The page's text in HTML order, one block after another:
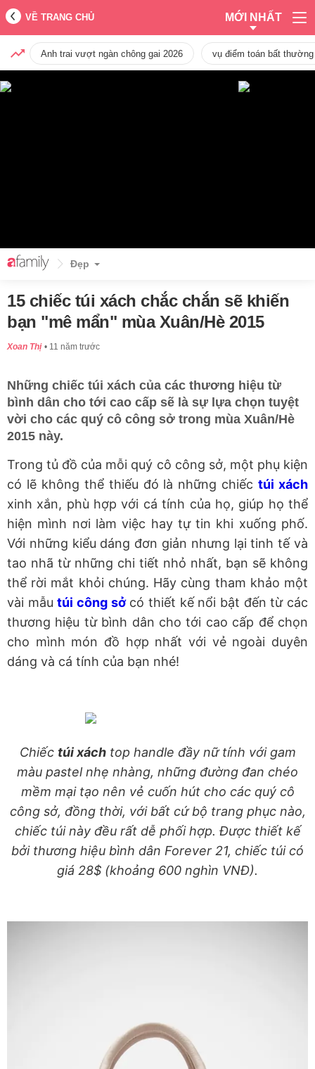
VỀ TRANG CHỦ MỚI NHẤT
Anh trai vượt ngàn chông gai 2026 vụ điểm toán bất
Đẹp
15 chiếc túi xách chắc chắn sẽ khiến
bạn "mê mẩn" mùa Xuân/Hè 2015
Xoan Thị 11 năm trước
Những chiếc túi xách của các thương hiệu từ
bình dân cho tới cao cấp sẽ là sự lựa chọn tuyệt
vời cho các quý cô công sở trong mùa Xuân/Hè
2015 này.
Trong tủ đồ của mỗi quý cô công sở, một phụ kiện
có lẽ không thể thiếu đó là những chiếctúi xách
xinh xắn, phù hợp với cá tính của họ, giúp họ thể
hiện mình nơi làm việc hay tự tin khi xuống phố.
Với những kiểu dáng đơn giản nhưng lại tinh tế và
tao nhã từ những chi tiết nhỏ nhất, bạn sẽ không
thể rời mắt khỏi chúng. Hãy cùng tham khảo một
vài mẫutúi công sởcó thiết kế nổi bật đến từ các
thương hiệu từ bình dân cho tới cao cấp để chọn
cho mình món đồ hợp nhất với vẻ ngoài duyên
dáng và cá tính của bạn nhé!
Chiếc túi xáchtop handle đầy nữ tính với gam
màu pastel nhẹ nhàng, những đường đan chéo
mềm mại tạo nên vẻ cuốn hút cho các quý cô
công sở, đồng thời, với bất cứ bộ trang phục nào,
chiếc túi này đều rất dễ phối hợp. Được thiết kế
bởi thương hiệu bình dân Forever 21, chiếc túi có
giá 28$ (khoảng 600 nghìn VNĐ).